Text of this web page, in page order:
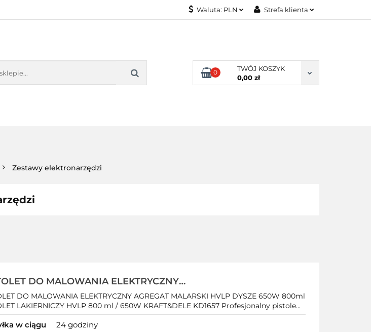
Waluta: PLN Strefa klienta
Dodaj zgłoszenie
Zgody cookies
0
TWÓJ KOSZYK
0,00 zł
KONTAKT
Zestawy elektronarzędzi
DO MALOWANIA ELEKTRYCZNY
MALARSKI HVLP DYSZE 650W 800ml
DO MALOWANIA ELEKTRYCZNY AGREGAT MALARSKI HVLP DYSZE 650W 800ml
LAKIERNICZY HVLP 800 ml / 650W KRAFT&DELE KD1657 Profesjonalny pistole...
w ciągu
24 godziny